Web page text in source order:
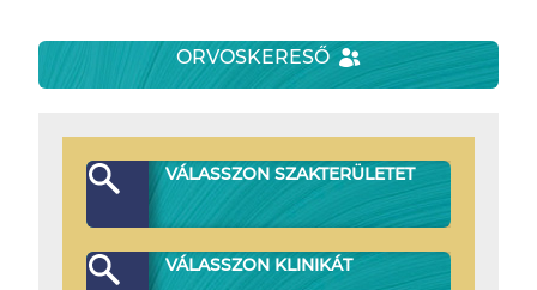
ORVOSKERESŐ
VÁLASSZON SZAKTERÜLETET
VÁLASSZON KLINIKÁT